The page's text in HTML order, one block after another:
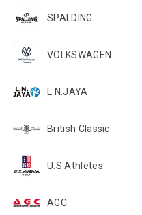
SPALDING
VOLKSWAGEN
L.N.JAYA
British Classic
U.S.Athletes
AGC